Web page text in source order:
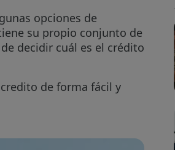
opciones de
su propio conjunto de
decidir cuál es el crédito
de forma fácil y